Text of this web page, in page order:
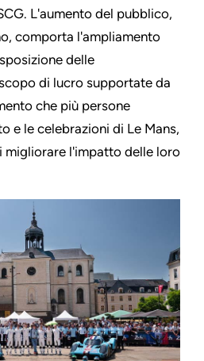
L'aumento del pubblico,
comporta l'ampliamento
delle
di lucro supportate da
che più persone
e le celebrazioni di Le Mans,
migliorare l'impatto delle loro